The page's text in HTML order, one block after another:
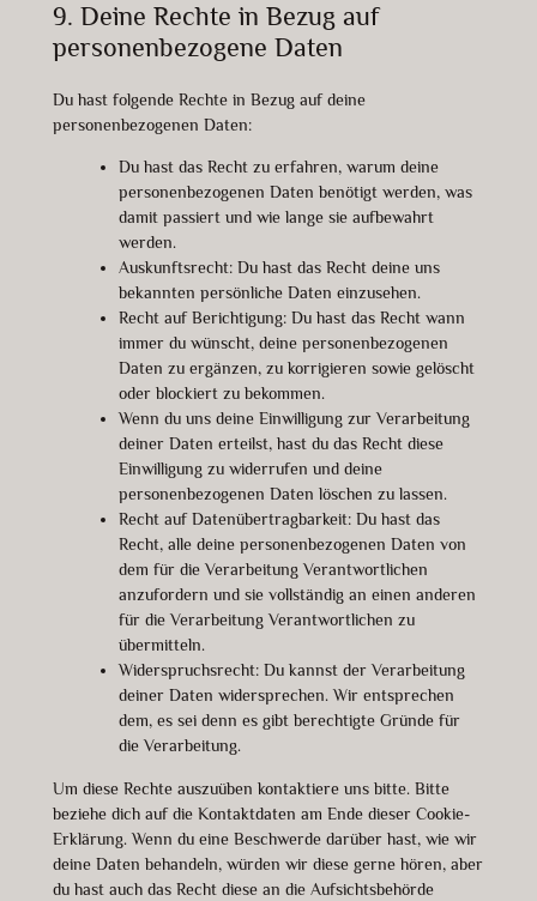
9. Deine Rechte in Bezug auf
personenbezogene Daten
Du hast folgende Rechte in Bezug auf deine
personenbezogenen Daten:
Du hast das Recht zu erfahren, warum deine
personenbezogenen Daten benötigt werden, was
damit passiert und wie lange sie aufbewahrt
werden.
Auskunftsrecht: Du hast das Recht deine uns
bekannten persönliche Daten einzusehen.
Recht auf Berichtigung: Du hast das Recht wann
immer du wünscht, deine personenbezogenen
Daten zu ergänzen, zu korrigieren sowie gelöscht
oder blockiert zu bekommen.
Wenn du uns deine Einwilligung zur Verarbeitung
deiner Daten erteilst, hast du das Recht diese
Einwilligung zu widerrufen und deine
personenbezogenen Daten löschen zu lassen.
Recht auf Datenübertragbarkeit: Du hast das
Recht, alle deine personenbezogenen Daten von
dem für die Verarbeitung Verantwortlichen
anzufordern und sie vollständig an einen anderen
für die Verarbeitung Verantwortlichen zu
übermitteln.
Widerspruchsrecht: Du kannst der Verarbeitung
deiner Daten widersprechen. Wir entsprechen
dem, es sei denn es gibt berechtigte Gründe für
die Verarbeitung.
Um diese Rechte auszuüben kontaktiere uns bitte. Bitte
beziehe dich auf die Kontaktdaten am Ende dieser Cookie-
Erklärung. Wenn du eine Beschwerde darüber hast, wie wir
deine Daten behandeln, würden wir diese gerne hören, aber
du hast auch das Recht diese an die Aufsichtsbehörde